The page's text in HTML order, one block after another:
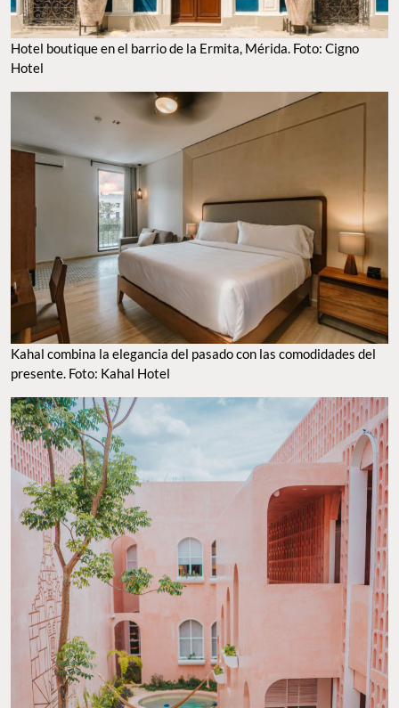
Hotel boutique en el barrio de la Ermita, Mérida. Foto: Cigno
Hotel
Kahal combina la elegancia del pasado con las comodidades del
presente. Foto: Kahal Hotel